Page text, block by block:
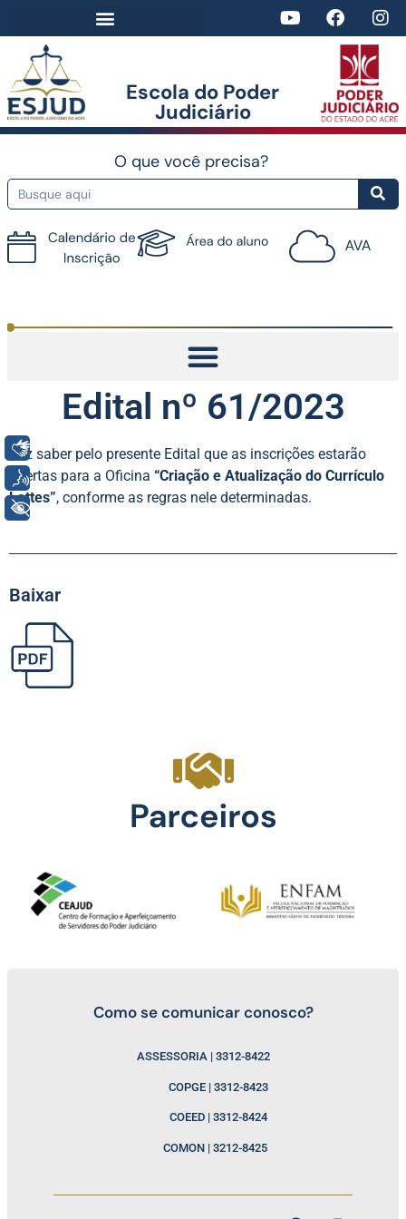
Escola do Poder
Judiciário​
O que você precisa?
Edital nº 61/2023
Faz saber pelo presente Edital que as inscrições estarão
abertas para a Oficina “Criação e Atualização do Currículo
Lattes”, conforme as regras nele determinadas.
Baixar
Como se comunicar conosco?
ASSESSORIA | 3312-8422
COPGE | 3312-8423
COEED | 3312-8424
COMON | 3212-8425
Libras
Voz
+ Acessibilidade